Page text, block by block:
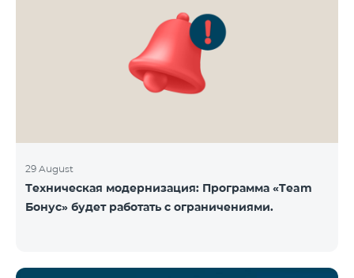
29 August
Техническая модернизация: Программа «Team
Бонус» будет работать с ограничениями.